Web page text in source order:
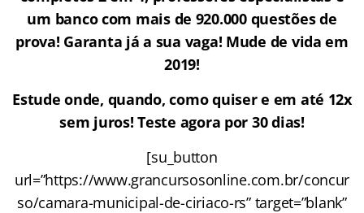
um banco com mais de 920.000 questões de
prova! Garanta já a sua vaga! Mude de vida em
2019!
Estude onde, quando, como quiser e em até 12x
sem juros! Teste agora por 30 dias!
[su_button
url=”https://www.grancursosonline.com.br/concur
so/camara-municipal-de-ciriaco-rs” target=”blank”